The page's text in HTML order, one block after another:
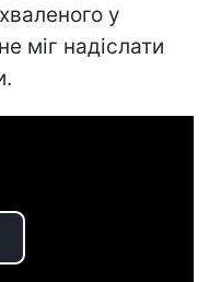
у
міг надіслати